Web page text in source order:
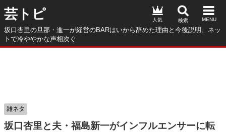
芸トピ
坂口杏里の旦那・進一が経営のBARはいから辞めた理由と今後説明。ネッ
トで冷ややかな声相次ぐ
人気
坂口杏里と夫・福島新一がインフルエンサーに転
雑ネタ